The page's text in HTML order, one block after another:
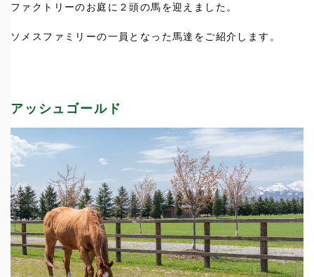
ファクトリーのお庭に２頭の馬を迎えました。
ソメスファミリーの一員となった馬達をご紹介します。
アッシュゴールド